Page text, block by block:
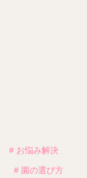
# お悩み解決
# 園の選び方